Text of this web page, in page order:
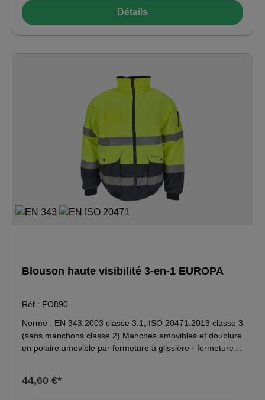
Détails
Blouson haute visibilité 3-en-1 EUROPA
Réf : FO890
Norme : EN 343:2003 classe 3.1, ISO 20471:2013 classe 3
(sans manchons classe 2) Manches amovibles et doublure
en polaire amovible par fermeture à glissière · fermeture à
Matériau : 100 % polyester
44,60 €*